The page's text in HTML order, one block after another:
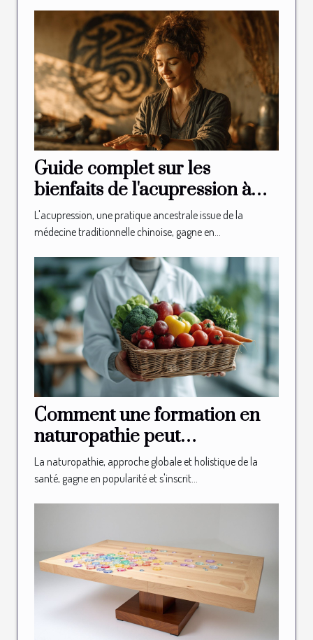
Guide complet sur les
bienfaits de l'acupression à
domicile
L'acupression, une pratique ancestrale issue de la
médecine traditionnelle chinoise, gagne en...
Comment une formation en
naturopathie peut
transformer votre carrière
La naturopathie, approche globale et holistique de la
santé, gagne en popularité et s'inscrit...